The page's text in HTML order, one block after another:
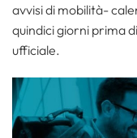
avvisi di mobilità-
quindici giorni prima
ufficiale.